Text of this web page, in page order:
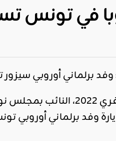
في تونس
وفد برلماني أوروبي
نشر يوم الأحد 13
وفد برلماني